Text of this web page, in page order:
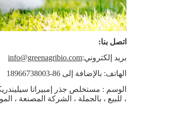
اتصل بنا:
بريد إلكتروني:info@greenagribio.com
الهاتف: بالإضافة إلى 86-18966738003
الوسم : مستخلص جذر إمبيراتا
، للبيع ، بالجملة ، الشركة المصنعة ،